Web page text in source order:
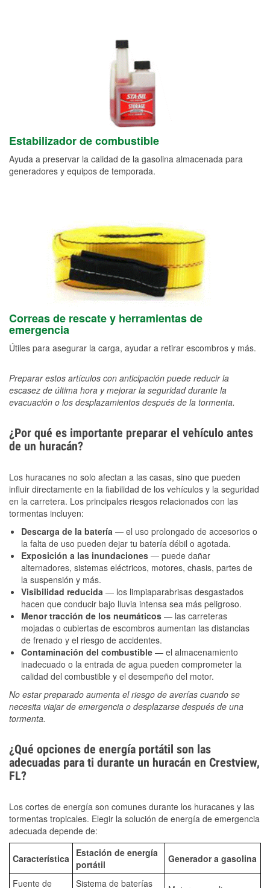
Estabilizador de combustible
Ayuda a preservar la calidad de la gasolina almacenada para
generadores y equipos de temporada.
Correas de rescate y herramientas de
emergencia
Útiles para asegurar la carga, ayudar a retirar escombros y más.
Preparar estos artículos con anticipación puede reducir la
escasez de última hora y mejorar la seguridad durante la
evacuación o los desplazamientos después de la tormenta.
¿Por qué es importante preparar el vehículo antes
de un huracán?
Los huracanes no solo afectan a las casas, sino que pueden
influir directamente en la fiabilidad de los vehículos y la seguridad
en la carretera. Los principales riesgos relacionados con las
tormentas incluyen:
Descarga de la batería — el uso prolongado de accesorios o
la falta de uso pueden dejar tu batería débil o agotada.
Exposición a las inundaciones — puede dañar
alternadores, sistemas eléctricos, motores, chasis, partes de
la suspensión y más.
Visibilidad reducida — los limpiaparabrisas desgastados
hacen que conducir bajo lluvia intensa sea más peligroso.
Menor tracción de los neumáticos — las carreteras
mojadas o cubiertas de escombros aumentan las distancias
de frenado y el riesgo de accidentes.
Contaminación del combustible — el almacenamiento
inadecuado o la entrada de agua pueden comprometer la
calidad del combustible y el desempeño del motor.
No estar preparado aumenta el riesgo de averías cuando se
necesita viajar de emergencia o desplazarse después de una
tormenta.
¿Qué opciones de energía portátil son las
adecuadas para ti durante un huracán en Crestview,
FL?
Los cortes de energía son comunes durante los huracanes y las
tormentas tropicales. Elegir la solución de energía de emergencia
adecuada depende de:
Característica
Estación de energía
portátil
Generador a gasolina
Fuente de Sistema de baterías